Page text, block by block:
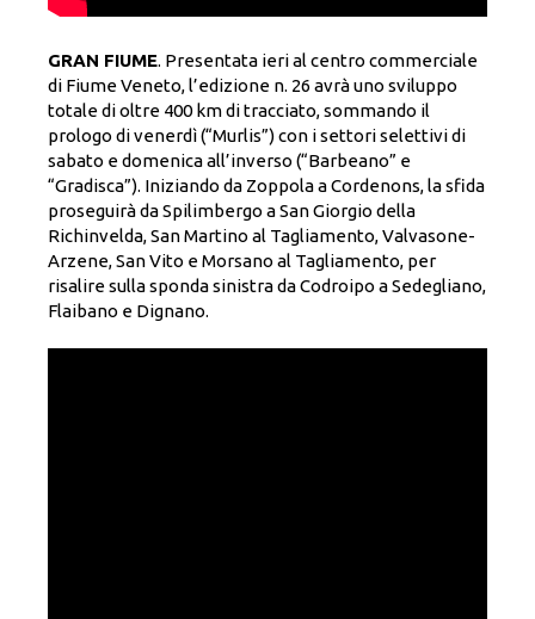
GRAN FIUME. Presentata ieri al centro commerciale
di Fiume Veneto, l’edizione n. 26 avrà uno sviluppo
totale di oltre 400 km di tracciato, sommando il
prologo di venerdì (“Murlis”) con i settori selettivi di
sabato e domenica all’inverso (“Barbeano” e
“Gradisca”). Iniziando da Zoppola a Cordenons, la sfida
proseguirà da Spilimbergo a San Giorgio della
Richinvelda, San Martino al Tagliamento, Valvasone-
Arzene, San Vito e Morsano al Tagliamento, per
risalire sulla sponda sinistra da Codroipo a Sedegliano,
Flaibano e Dignano.